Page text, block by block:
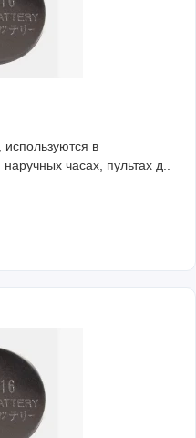
в
часах, пультах д..